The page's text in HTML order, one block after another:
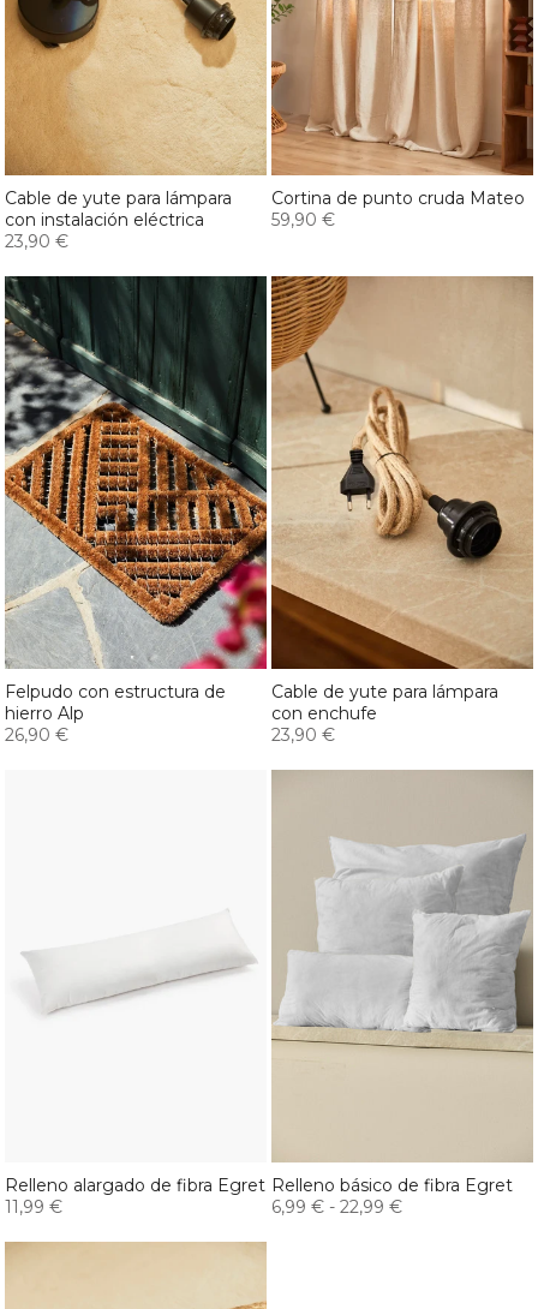
Cable de yute para lámpara
con instalación eléctrica
23,90 €
Cortina de punto cruda Mateo
59,90 €
Felpudo con estructura de
hierro Alp
26,90 €
Cable de yute para lámpara
con enchufe
23,90 €
Relleno alargado de fibra Egret
11,99 €
Relleno básico de fibra Egret
6,99 € - 22,99 €